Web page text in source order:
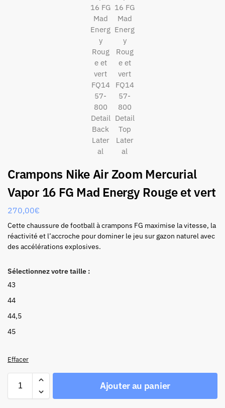
Crampons Nike Air Zoom Mercurial
Vapor 16 FG Mad Energy Rouge et vert
270,00€
Cette chaussure de football à crampons FG maximise la vitesse, la
réactivité et l’accroche pour dominer le jeu sur gazon naturel avec
des accélérations explosives.
Sélectionnez votre taille :
43
44
44,5
45
Effacer
Ajouter au panier